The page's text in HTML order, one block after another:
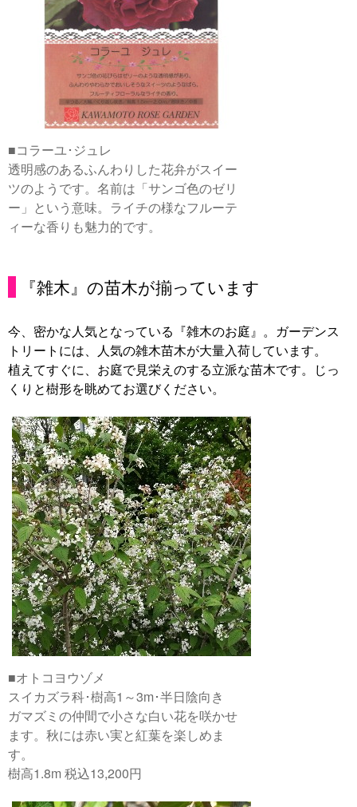
■コラーユ･ジュレ
透明感のあるふんわりした花弁がスイー
ツのようです。名前は「サンゴ色のゼリ
ー」という意味。ライチの様なフルーテ
ィーな香りも魅力的です。
『雑木』の苗木が揃っています
今、密かな人気となっている『雑木のお庭』。ガーデンス
トリートには、人気の雑木苗木が大量入荷しています。
植えてすぐに、お庭で見栄えのする立派な苗木です。じっ
くりと樹形を眺めてお選びください。
■オトコヨウゾメ
スイカズラ科･樹高1～3m･半日陰向き
ガマズミの仲間で小さな白い花を咲かせ
ます。秋には赤い実と紅葉を楽しめま
す。
樹高1.8m 税込13,200円